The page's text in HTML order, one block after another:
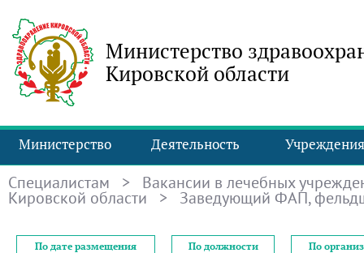
Министерство
Кировской области
Министерство Деятельность Учреждения
Специалистам > Вакансии в лечебных
Кировской области > Заведующий ФАП,
По дате размещения По должности По